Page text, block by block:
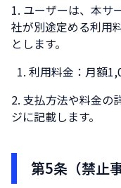
ユーザーは、本サ
社が別途定める利用
とします。
利用料金：月額
支払方法や料金の
ジに記載します。
第5条（禁止事